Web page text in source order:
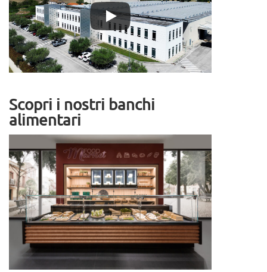
Scopri i nostri banchi
alimentari